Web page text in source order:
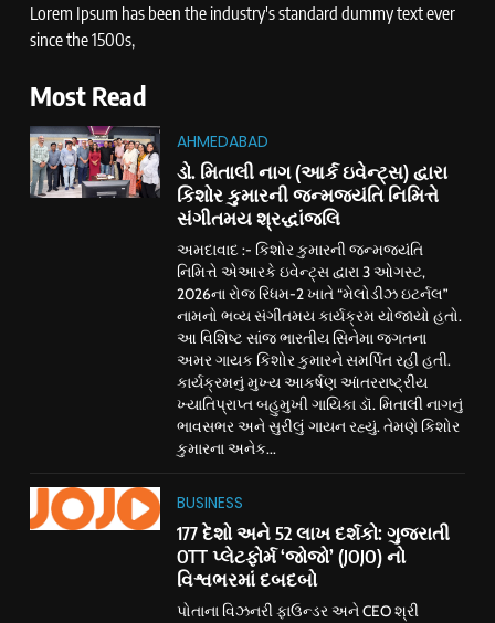
Lorem Ipsum has been the industry's standard dummy text ever
since the 1500s,
Most Read
AHMEDABAD
ડો. મિતાલી નાગ (આર્ક ઇવેન્ટ્સ) દ્વારા
કિશોર કુમારની જન્મજયંતિ નિમિત્તે
સંગીતમય શ્રદ્ધાંજલિ
અમદાવાદ :- કિશોર કુમારની જન્મજયંતિ
નિમિત્તે એઆરકે ઇવેન્ટ્સ દ્વારા 3 ઓગસ્ટ,
2026ના રોજ રિધમ-2 ખાતે “મેલોડીઝ ઇટર્નલ”
નામનો ભવ્ય સંગીતમય કાર્યક્રમ યોજાયો હતો.
આ વિશિષ્ટ સાંજ ભારતીય સિનેમા જગતના
અમર ગાયક કિશોર કુમારને સમર્પિત રહી હતી.
કાર્યક્રમનું મુખ્ય આકર્ષણ આંતરરાષ્ટ્રીય
ખ્યાતિપ્રાપ્ત બહુમુખી ગાયિકા ડૉ. મિતાલી નાગનું
ભાવસભર અને સુરીલું ગાયન રહ્યું. તેમણે કિશોર
કુમારના અનેક...
BUSINESS
177 દેશો અને 52 લાખ દર્શકો: ગુજરાતી
OTT પ્લેટફોર્મ ‘જોજો’ (JOJO) નો
વિશ્વભરમાં દબદબો
પોતાના વિઝનરી ફાઉન્ડર અને CEO શ્રી